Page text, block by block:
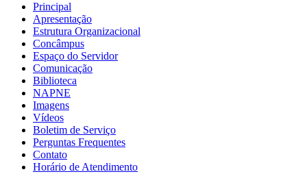
Principal
Apresentação
Estrutura Organizacional
Concâmpus
Espaço do Servidor
Comunicação
Biblioteca
NAPNE
Imagens
Vídeos
Boletim de Serviço
Perguntas Frequentes
Contato
Horário de Atendimento